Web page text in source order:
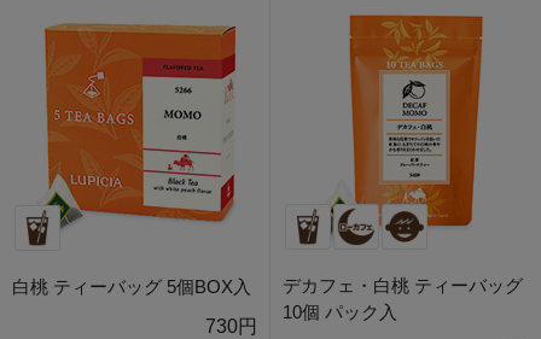
白桃 ティーバッグ 5個BOX入
730円
デカフェ・白桃 ティーバッグ
10個 パック入